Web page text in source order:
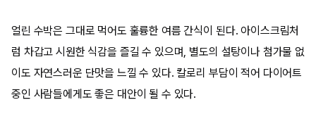
얼린 수박은 그대로 먹어도 훌륭한 여름 간식이 된다. 아이스크림처
럼 차갑고 시원한 식감을 즐길 수 있으며, 별도의 설탕이나 첨가물 없
이도 자연스러운 단맛을 느낄 수 있다. 칼로리 부담이 적어 다이어트
중인 사람들에게도 좋은 대안이 될 수 있다.